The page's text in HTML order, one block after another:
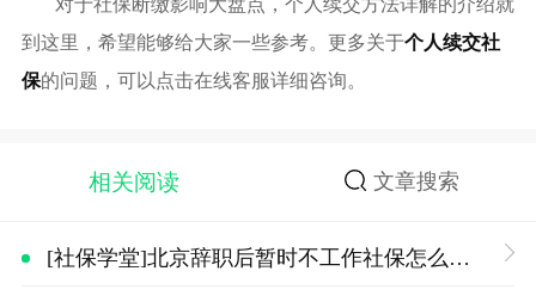
对于社保断缴影响大盘点，个人续交方法详解的介绍就
到这里，希望能够给大家一些参考。更多关于个人续交社
保的问题，可以点击在线客服详细咨询。
相关阅读 文章搜索
[社保学堂]北京辞职后暂时不工作社保怎么办？空档期社保续交方案